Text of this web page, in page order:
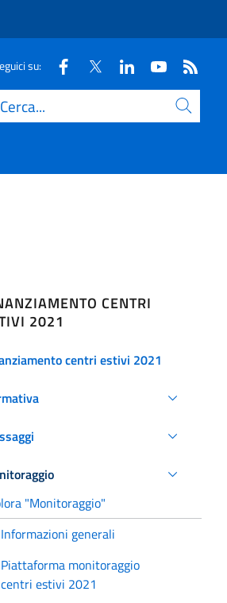
su:
Cerca
CENTRI
2021
centri estivi 2021
"Monitoraggio"
Informazioni generali
Piattaforma monitoraggio
centri estivi 2021